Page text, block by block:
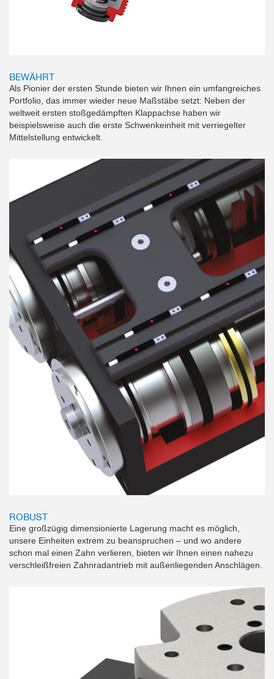
BEWÄHRT
Als Pionier der ersten Stunde bieten wir Ihnen ein umfangreiches
Portfolio, das immer wieder neue Maßstäbe setzt: Neben der
weltweit ersten stoßgedämpften Klappachse haben wir
beispielsweise auch die erste Schwenkeinheit mit verriegelter
Mittelstellung entwickelt.
ROBUST
Eine großzügig dimensionierte Lagerung macht es möglich,
unsere Einheiten extrem zu beanspruchen – und wo andere
schon mal einen Zahn verlieren, bieten wir Ihnen einen nahezu
verschleißfreien Zahnradantrieb mit außenliegenden Anschlägen.